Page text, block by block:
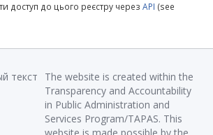
доступ до цього реєстру через API (see
The website is created within the
Transparency and Accountability
in Public Administration and
Services Program/TAPAS. This